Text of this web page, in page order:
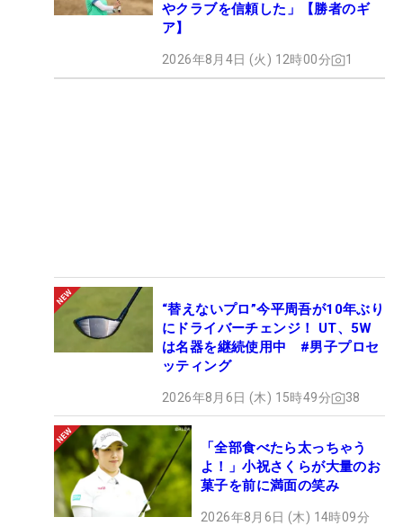
やクラブを信頼した」【勝者のギ
ア】
2026年8月4日 (火) 12時00分 1
“替えないプロ”今平周吾が10年ぶり
にドライバーチェンジ！ UT、5W
は名器を継続使用中 #男子プロセ
ッティング
2026年8月6日 (木) 15時49分 38
「全部食べたら太っちゃう
よ！」小祝さくらが大量のお
菓子を前に満面の笑み
2026年8月6日 (木) 14時09分